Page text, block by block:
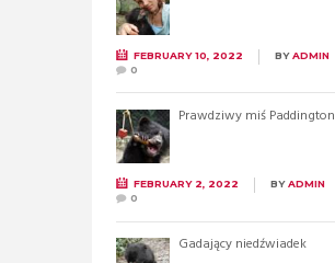
FEBRUARY 10, 2022 BYADMIN
0
Prawdziwy miś Paddington
FEBRUARY 2, 2022 BYADMIN
0
Gadający niedźwiadek